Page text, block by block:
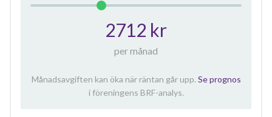
2712 kr
per månad
Månadsavgiften kan öka när räntan går upp. Se prognos
i föreningens BRF-analys.